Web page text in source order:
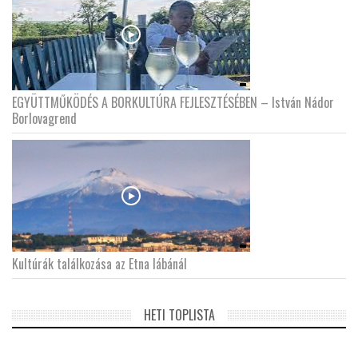
EGYÜTTMŰKÖDÉS A BORKULTÚRA FEJLESZTÉSÉBEN – István Nádor
Borlovagrend
Kultúrák találkozása az Etna lábánál
HETI TOPLISTA